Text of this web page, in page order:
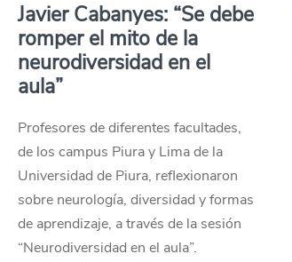
Javier Cabanyes: “Se debe
romper el mito de la
neurodiversidad en el
aula”
Profesores de diferentes facultades,
de los campus Piura y Lima de la
Universidad de Piura, reflexionaron
sobre neurología, diversidad y formas
de aprendizaje, a través de la sesión
“Neurodiversidad en el aula”.